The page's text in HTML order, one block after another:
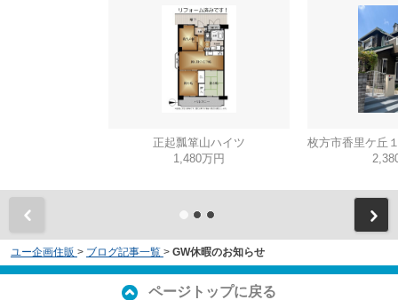
正起瓢箪山ハイツ
1,480万円
ユー企画住販 > ブログ記事一覧 > GW休暇のお知らせ
ページトップに戻る